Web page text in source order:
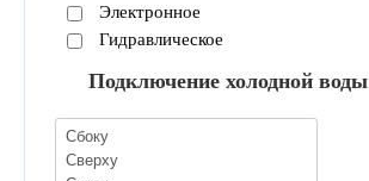
Электронное
Гидравлическое
Подключение холодной воды